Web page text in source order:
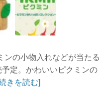
の小物入れなどが当たる
定。かわいいピクミンの
きを読む]